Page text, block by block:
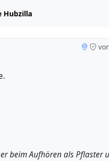
Hubzilla
beim Aufhören als Pflaster